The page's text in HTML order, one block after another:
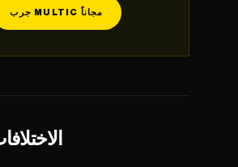
جرب MULTIC مجاناً